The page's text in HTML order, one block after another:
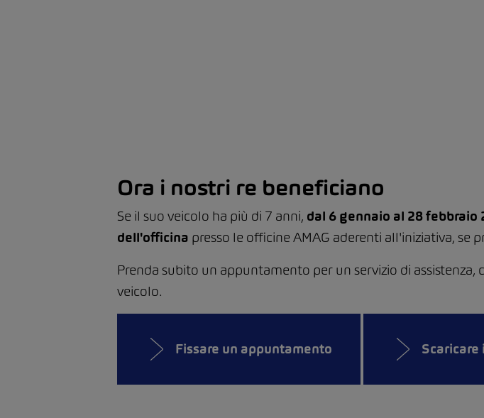
Ora i nostri re beneficiano
Se il suo veicolo ha più di 7 anni, dal 6 gennaio al 28 febbraio
dell'officina presso le officine AMAG aderenti all'iniziativa, se
Prenda subito un appuntamento per un servizio di
veicolo.
Fissare un appuntamento Scaricare